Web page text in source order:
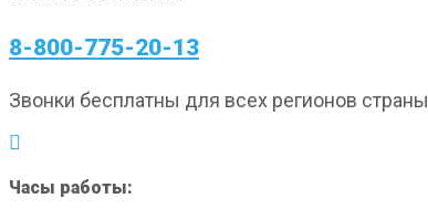
8-800-775-20-13
Звонки бесплатны для всех регионов страны
Часы работы: